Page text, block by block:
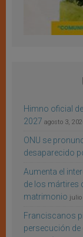
Himno oficial
2027 agosto 3,
ONU se
desaparecido
Aumenta el
de los mártires
matrimonio julio
Franciscanos
persecución